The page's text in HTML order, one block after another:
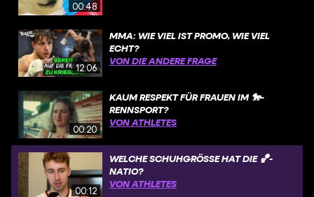
00:48
12:06
MMA: WIE VIEL IST PROMO, WIE VIEL
ECHT?
VON DIE ANDERE FRAGE
00:20
KAUM RESPEKT FÜR FRAUEN IM 🐎-
RENNSPORT?
VON ATHLETES
00:12
WELCHE SCHUHGRÖSSE HAT DIE 🏀-N
ATIO?
VON ATHLETES